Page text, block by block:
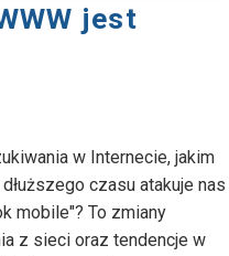
jest
w Internecie, jakim
czasu atakuje nas
mobile"? To zmiany
z sieci oraz tendencje w